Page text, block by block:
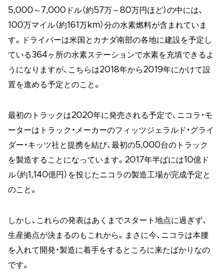
5,000～7,000ドル（約57万～80万円ほど）の中には、
100万マイル（約161万km）分の水素燃料が含まれていま
す。ドライバーは米国とカナダ南部の各地に建設を予定し
ている364ヶ所の水素ステーションで水素を充填できるよ
うになりますが、こちらは2018年から2019年にかけて設
置を進める予定とのこと。
最初のトラックは2020年に発売される予定で、ニコラ・モ
ーターはトラック・メーカーのフィッツジェラルド・グライ
ダー・キッツ社と提携を結び、最初の5,000台のトラック
を製造することになっています。2017年半ばには10億ド
ル（約1,140億円）を投じたニコラの製造工場が完成予定と
のこと。
しかし、これらの発表はあくまでスタート地点に過ぎず、
生産拠点が決まるのもこれから。まさに今、ニコラは本腰
を入れて開発・製造に着手をするところに来たばかりなの
です。